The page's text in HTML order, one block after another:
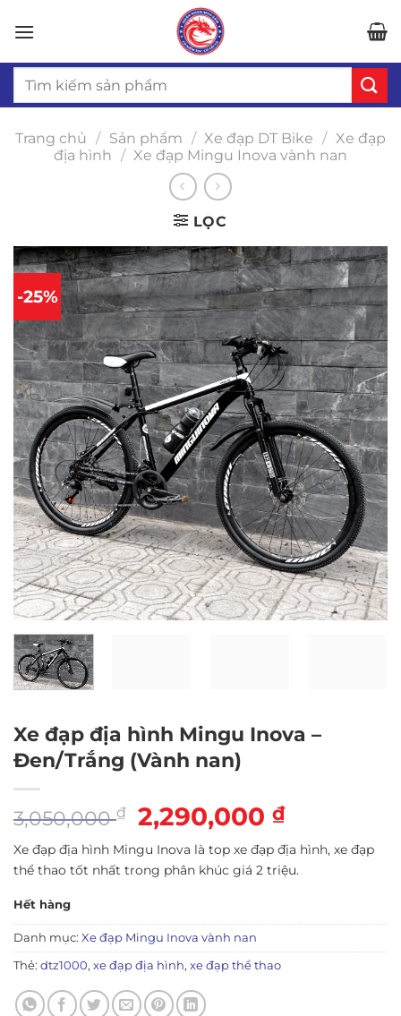
qua
dung
Tìm
Trang chủ / Sản phẩm / Xe đạp DT Bike / Xe đạp
địa hình / Xe đạp Mingu Inova vành nan
LỌC
-25%
Xe đạp địa hình Mingu Inova –
Đen/Trắng (Vành nan)
3,050,000₫
Giá
gốc
là:
3,050,000 ₫.
2,290,000₫Giá
tại
là:
Xe đạp địa hình Mingu Inova là top xe đạp địa hình, xe đạp
thể thao tốt nhất trong phân khúc giá 2 triệu.
Hết hàng
Danh mục: Xe đạp Mingu Inova vành nan
Thẻ: dtz1000, xe đạp địa hình, xe đạp thể thao